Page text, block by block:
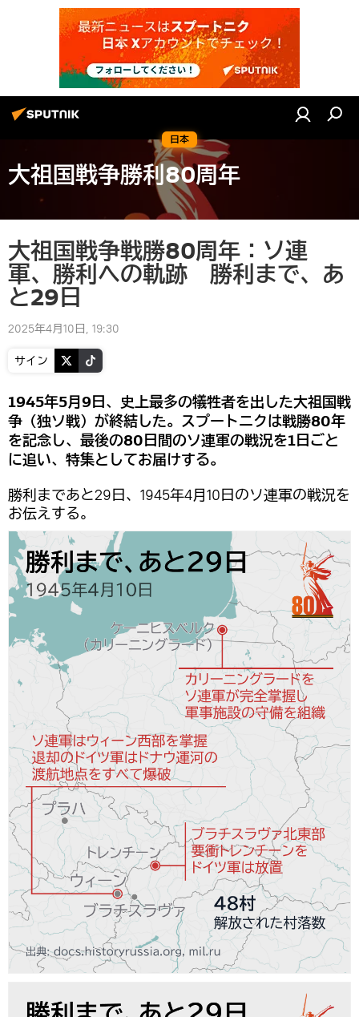
日本
大祖国戦争勝利80周年
大祖国戦争戦勝80周年：ソ連
軍、勝利への軌跡 勝利まで、あ
と29日
2025年4月10日, 19:30
サイン
1945年5月9日、史上最多の犠牲者を出した大祖国戦
争（独ソ戦）が終結した。スプートニクは戦勝80年
を記念し、最後の80日間のソ連軍の戦況を1日ごと
に追い、特集としてお届けする。
勝利まであと29日、1945年4月10日のソ連軍の戦況を
お伝えする。